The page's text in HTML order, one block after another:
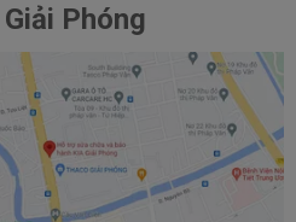
Phóng